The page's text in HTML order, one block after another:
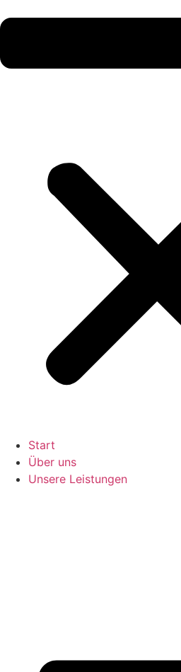
Start
Über uns
Unsere Leistungen